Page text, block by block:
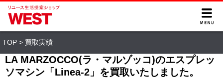
TOP > 買取実績
LA MARZOCCO(ラ・マルゾッコ)のエスプレッ
ソマシン「Linea-2」を買取いたしました。